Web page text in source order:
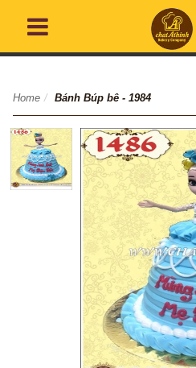
Home / Bánh Búp bê - 1984